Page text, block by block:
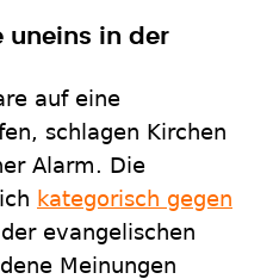
uneins in der
auf eine
schlagen Kirchen
Alarm. Die
kategorisch gegen
evangelischen
Meinungen